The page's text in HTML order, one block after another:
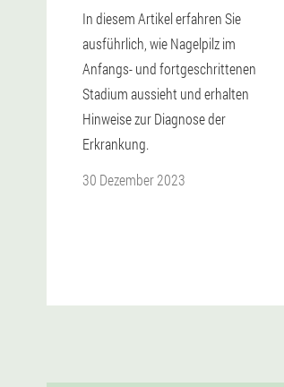
In diesem Artikel erfahren Sie
ausführlich, wie Nagelpilz im
Anfangs- und fortgeschrittenen
Stadium aussieht und erhalten
Hinweise zur Diagnose der
Erkrankung.
30 Dezember 2023